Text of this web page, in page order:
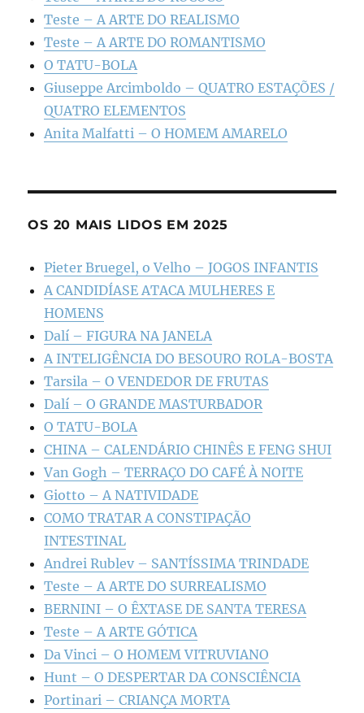
Teste – A ARTE DO REALISMO
Teste – A ARTE DO ROMANTISMO
O TATU-BOLA
Giuseppe Arcimboldo – QUATRO ESTAÇÕES /
QUATRO ELEMENTOS
Anita Malfatti – O HOMEM AMARELO
OS 20 MAIS LIDOS EM 2025
Pieter Bruegel, o Velho – JOGOS INFANTIS
A CANDIDÍASE ATACA MULHERES E
HOMENS
Dalí – FIGURA NA JANELA
A INTELIGÊNCIA DO BESOURO ROLA-BOSTA
Tarsila – O VENDEDOR DE FRUTAS
Dalí – O GRANDE MASTURBADOR
O TATU-BOLA
CHINA – CALENDÁRIO CHINÊS E FENG SHUI
Van Gogh – TERRAÇO DO CAFÉ À NOITE
Giotto – A NATIVIDADE
COMO TRATAR A CONSTIPAÇÃO
INTESTINAL
Andrei Rublev – SANTÍSSIMA TRINDADE
Teste – A ARTE DO SURREALISMO
BERNINI – O ÊXTASE DE SANTA TERESA
Teste – A ARTE GÓTICA
Da Vinci – O HOMEM VITRUVIANO
Hunt – O DESPERTAR DA CONSCIÊNCIA
Portinari – CRIANÇA MORTA